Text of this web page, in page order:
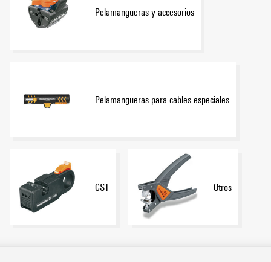
Pelamangueras y accesorios
Pelamangueras para cables especiales
CST Otros